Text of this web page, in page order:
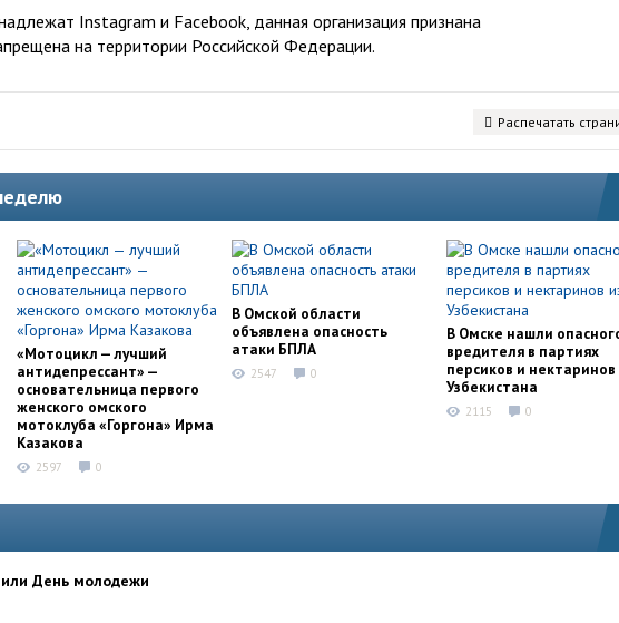
Instagram и Facebook, данная организация признана
на территории Российской Федерации.
Распечатать
«Мотоцикл — лучший
антидепрессант» —
основательница первого
женского омского
мотоклуба «Горгона» Ирма
Казакова
2597 0
В Омской области
объявлена опасность
атаки БПЛА
2547 0
В Омске нашли
вредителя в партиях
персиков и нектаринов
Узбекистана
2115 0
День молодежи